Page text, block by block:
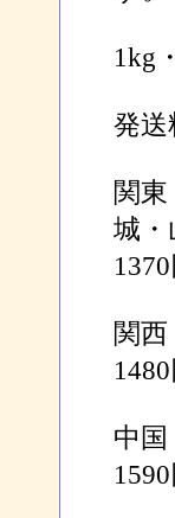
1kg
発送
関
城・
1370
関
1480
中国
1590